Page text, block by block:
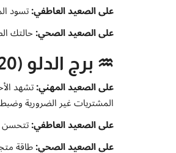
على الصعيد العاطفي:تسود
على الصعيد الصحي:حالتك
♒ برج الدلو (20 يناير - 18 فبراير)
على الصعيد المهني:تشهد
المشتريات غير الضرورية وضبط
على الصعيد العاطفي:تتحسن
على الصعيد الصحي:طاقة